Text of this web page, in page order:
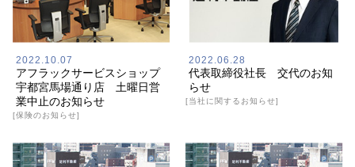
2022.10.07
アフラックサービスショップ
宇都宮馬場通り店 土曜日営
業中止のお知らせ
[保険のお知らせ]
2022.06.28
代表取締役社長 交代のお知
らせ
[当社に関するお知らせ]